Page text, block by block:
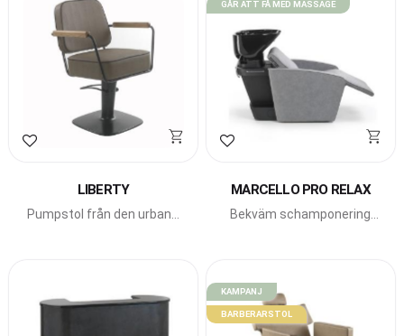
Lägg till i favoriter
LIBERTY
Pumpstol från den urbana
Lägg till i favoriter
MARCELLO PRO RELAX
Bekväm schamponering
GÅR ATT FÅ MED MASSAGE
KAMPANJ
BARBERARSTOL